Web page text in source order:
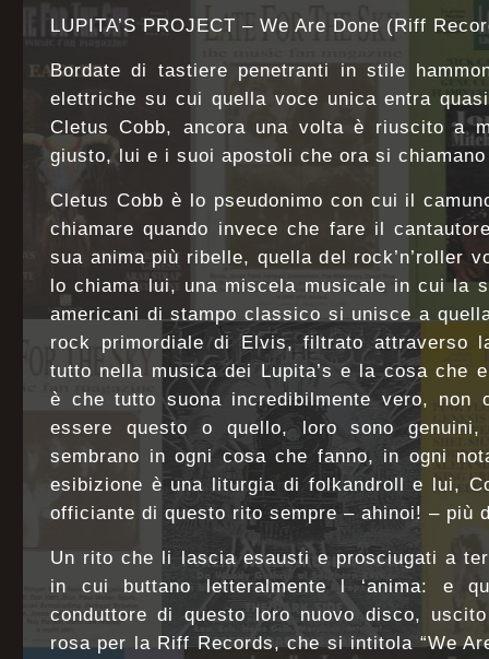
LUPITA’S PROJECT – We Are Done (Riff
Bordate di tastiere penetranti in stile
elettriche su cui quella voce unica entra
Cletus Cobb, ancora una volta è riuscito a
giusto, lui e i suoi apostoli che ora si chiamano
Cletus Cobb è lo pseudonimo con cui il
chiamare quando invece che fare il
sua anima più ribelle, quella del rock’n’roller
lo chiama lui, una miscela musicale in cui la
americani di stampo classico si unisce a
rock primordiale di Elvis, filtrato attraverso
tutto nella musica dei Lupita’s e la cosa che
è che tutto suona incredibilmente vero, non
essere questo o quello, loro sono
sembrano in ogni cosa che fanno, in ogni
esibizione è una liturgia di folkandroll e lui,
officiante di questo rito sempre – ahinoi! – più
Un rito che li lascia esausti e prosciugati a
in cui buttano letteralmente l ‘anima: e
conduttore di questo loro nuovo disco,
rosa per la Riff Records, che si intitola “We